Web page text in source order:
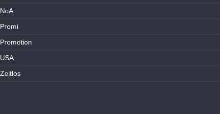
NoA
Promi
Promotion
USA
Zeitlos